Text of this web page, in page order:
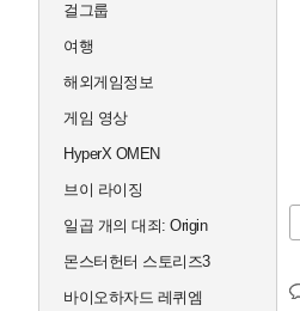
걸그룹
여행
해외게임정보
게임 영상
HyperX OMEN
브이 라이징
일곱 개의 대죄: Origin
몬스터헌터 스토리즈3
바이오하자드 레퀴엠